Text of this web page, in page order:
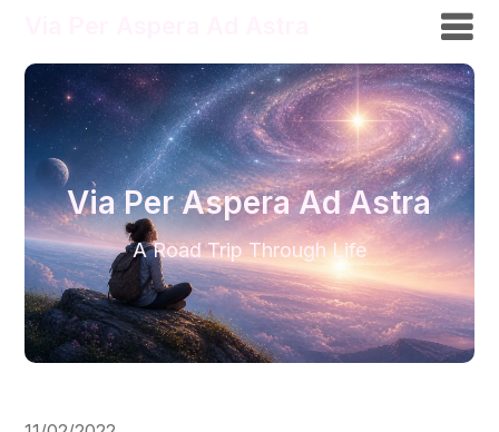
Via Per Aspera Ad Astra
A Road Trip Through Life